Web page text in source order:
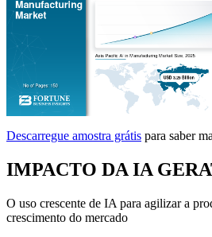
Descarregue amostra grátis para saber
IMPACTO DA IA
O uso crescente de IA para agilizar a
crescimento do mercado